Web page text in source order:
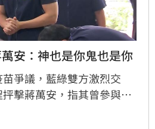
安：神也是你鬼也是你
爭議，藍綠雙方激烈交
擊蔣萬安，指其曾參與疫
政府努力爭取疫苗並面臨